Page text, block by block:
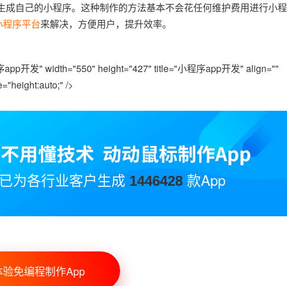
自己的小程序。这种制作的方法基本不会花任何维护费用进行小程
程序平台来解决，方便用户，提升效率。
app开发" width="550" height="427" title="小程序app开发" align=""
/>
已为各行业客户生成 1446428 款App
验免编程制作App